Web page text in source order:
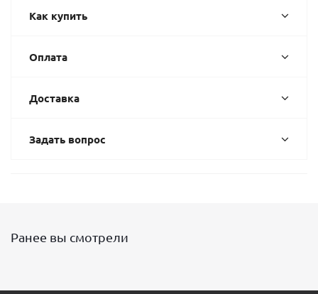
Как купить
Оплата
Доставка
Задать вопрос
Ранее вы смотрели